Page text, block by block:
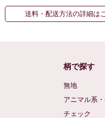
送料・配送方法の詳細は
柄で探す
無地
アニマル系
チェック